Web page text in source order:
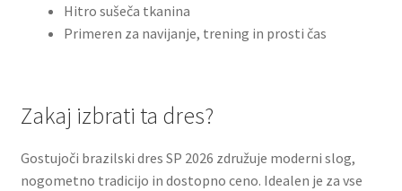
Hitro sušeča tkanina
Primeren za navijanje, trening in prosti čas
Zakaj izbrati ta dres?
Gostujoči brazilski dres SP 2026 združuje moderni slog,
nogometno tradicijo in dostopno ceno. Idealen je za vse